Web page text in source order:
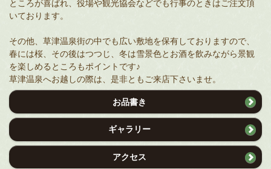
ところが喜ばれ、役場や観光協会などでも行事のときはご注文頂
いております。
その他、草津温泉街の中でも広い敷地を保有しておりますので、
春には桜、その後はつつじ、冬は雪景色とお酒を飲みながら景観
を楽しめるところもポイントです♪
草津温泉へお越しの際は、是非ともご来店下さいませ。
お品書き
ギャラリー
アクセス